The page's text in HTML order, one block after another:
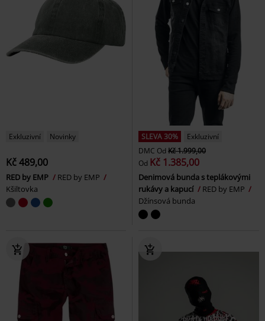
Exkluzivní Novinky
Kč 489,00
RED by EMP
RED by EMP
Kšiltovka
SLEVA 30%
Exkluzivní
DMC Od Kč 1.999,00
Od Kč 1.385,00
Denimová bunda s teplákovými
rukávy a kapucí
RED by EMP
Džínsová bunda